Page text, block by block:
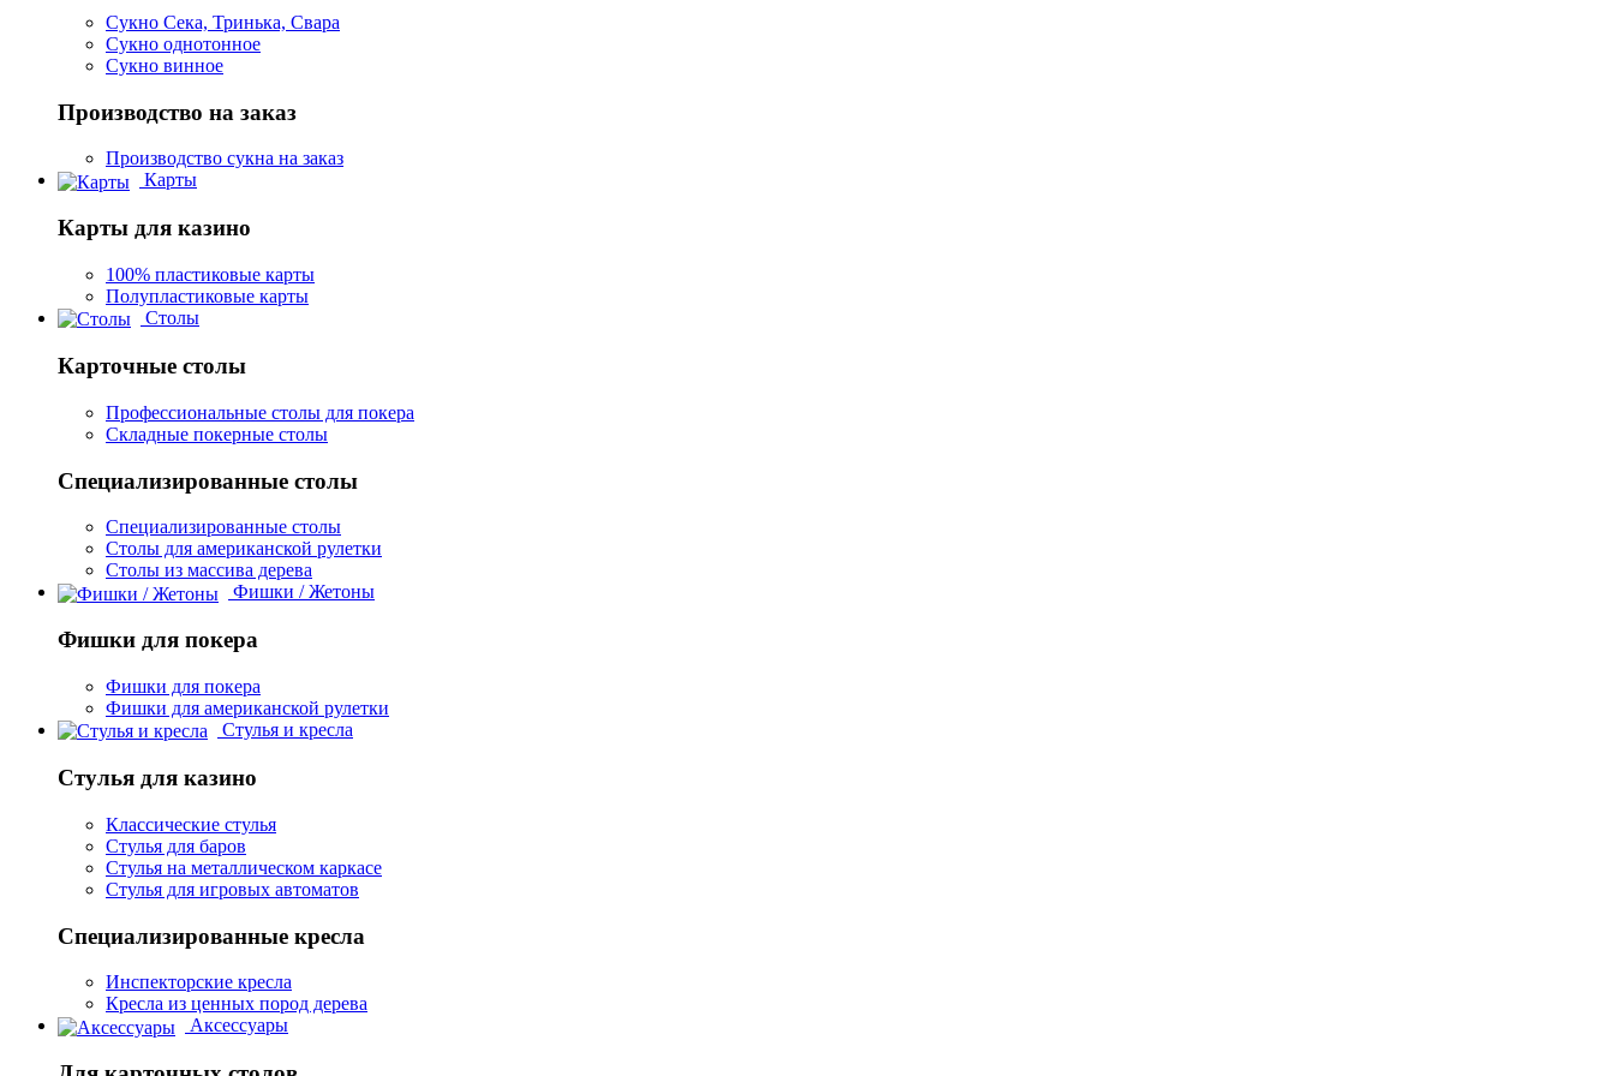
Сукно Сека, Тринька, Свара
Сукно однотонное
Сукно винное
Производство на заказ
Производство сукна на заказ
Карты
Карты для казино
100% пластиковые карты
Полупластиковые карты
Столы
Карточные столы
Профессиональные столы для покера
Складные покерные столы
Специализированные столы
Специализированные столы
Столы для американской рулетки
Столы из массива дерева
Фишки / Жетоны
Фишки для покера
Фишки для покера
Фишки для американской рулетки
Стулья и кресла
Стулья для казино
Классические стулья
Стулья для баров
Стулья на металлическом каркасе
Стулья для игровых автоматов
Специализированные кресла
Инспекторские кресла
Кресла из ценных пород дерева
Аксессуары